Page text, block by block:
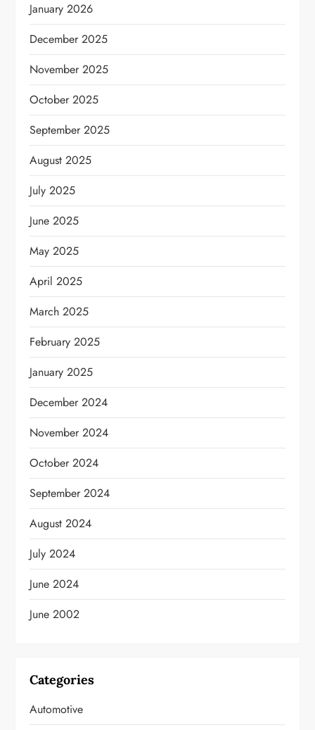
January 2026
December 2025
November 2025
October 2025
September 2025
August 2025
July 2025
June 2025
May 2025
April 2025
March 2025
February 2025
January 2025
December 2024
November 2024
October 2024
September 2024
August 2024
July 2024
June 2024
June 2002
Categories
Automotive